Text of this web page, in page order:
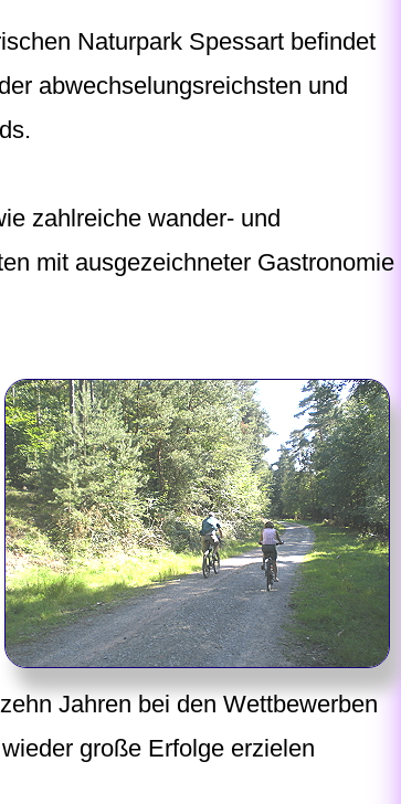
Naturpark Spessart befindet
abwechselungsreichsten und
zahlreiche wander- und
mit ausgezeichneter Gastronomie
Jahren bei den Wettbewerben
große Erfolge erzielen